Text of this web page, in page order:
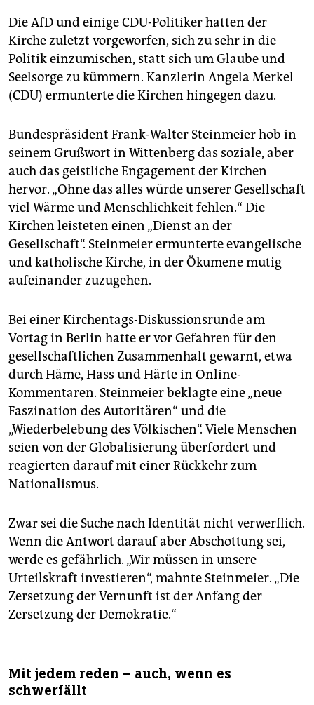
Die AfD und einige CDU-Politiker hatten der
Kirche zuletzt vorgeworfen, sich zu sehr in die
Politik einzumischen, statt sich um Glaube und
Seelsorge zu kümmern. Kanzlerin Angela Merkel
(CDU) ermunterte die Kirchen hingegen dazu.
Bundespräsident Frank-Walter Steinmeier hob in
seinem Grußwort in Wittenberg das soziale, aber
auch das geistliche Engagement der Kirchen
hervor. „Ohne das alles würde unserer Gesellschaft
viel Wärme und Menschlichkeit fehlen.“ Die
Kirchen leisteten einen „Dienst an der
Gesellschaft“. Steinmeier ermunterte evangelische
und katholische Kirche, in der Ökumene mutig
aufeinander zuzugehen.
Bei einer Kirchentags-Diskussionsrunde am
Vortag in Berlin hatte er vor Gefahren für den
gesellschaftlichen Zusammenhalt gewarnt, etwa
durch Häme, Hass und Härte in Online-
Kommentaren. Steinmeier beklagte eine „neue
Faszination des Autoritären“ und die
„Wiederbelebung des Völkischen“. Viele Menschen
seien von der Globalisierung überfordert und
reagierten darauf mit einer Rückkehr zum
Nationalismus.
Zwar sei die Suche nach Identität nicht verwerflich.
Wenn die Antwort darauf aber Abschottung sei,
werde es gefährlich. „Wir müssen in unsere
Urteilskraft investieren“, mahnte Steinmeier. „Die
Zersetzung der Vernunft ist der Anfang der
Zersetzung der Demokratie.“
Mit jedem reden – auch, wenn es
schwerfällt